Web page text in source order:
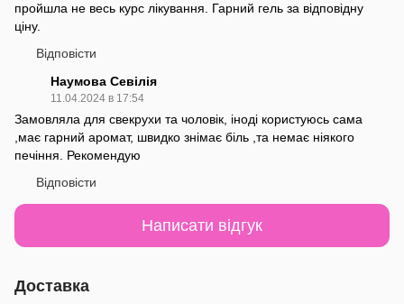
пройшла не весь курс лікування. Гарний гель за відповідну
ціну.
Відповісти
Наумова Севілія
11.04.2024 в 17:54
Замовляла для свекрухи та чоловік, іноді користуюсь сама
,має гарний аромат, швидко знімає біль ,та немає ніякого
печіння. Рекомендую
Відповісти
Написати відгук
Доставка